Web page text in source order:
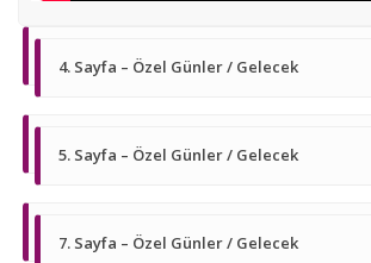
4. Sayfa – Özel Günler / Gelecek
5. Sayfa – Özel Günler / Gelecek
7. Sayfa – Özel Günler / Gelecek